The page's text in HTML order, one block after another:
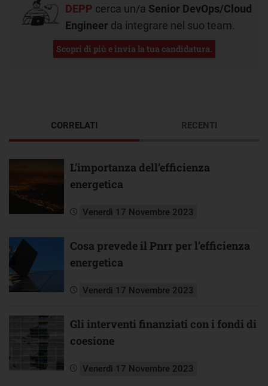
DEPP cerca un/a Senior DevOps/Cloud
Engineer da integrare nel suo team.
Scopri di più e invia la tua candidatura.
CORRELATI
L’importanza dell’efficienza
energetica
Venerdì 17 Novembre 2023
Cosa prevede il Pnrr per l’efficienza
energetica
Venerdì 17 Novembre 2023
Gli interventi finanziati con i fondi di
coesione
Venerdì 17 Novembre 2023
RECENTI